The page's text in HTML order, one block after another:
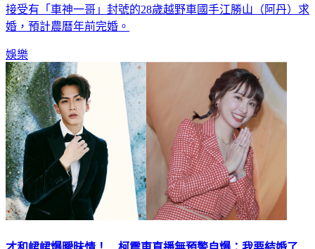
接受有「車神一哥」封號的28歲越野車國手江勝山（阿丹）求
婚，預計農曆年前完婚。
娛樂